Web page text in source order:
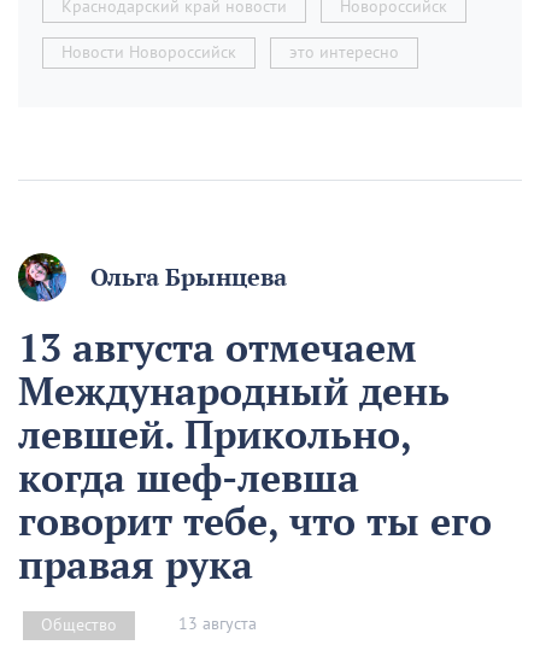
Краснодарский край новости Новороссийск
Новости Новороссийск это интересно
Ольга Брынцева
13 августа отмечаем
Международный день
левшей. Прикольно,
когда шеф-левша
говорит тебе, что ты его
правая рука
Общество 13 августа